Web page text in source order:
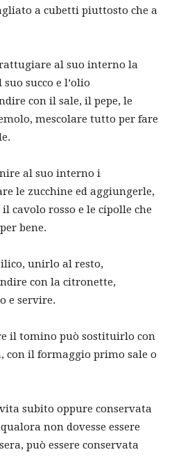
a cubetti piuttosto che a
al suo interno la
succo e l’olio
con il sale, il pepe, le
mescolare tutto per fare
al suo interno i
le zucchine ed aggiungerle,
cavolo rosso e le cipolle che
bene.
unirlo al resto,
con la citronette,
e servire.
il tomino può sostituirlo con
con il formaggio primo sale o
subito oppure conservata
non dovesse essere
può essere conservata